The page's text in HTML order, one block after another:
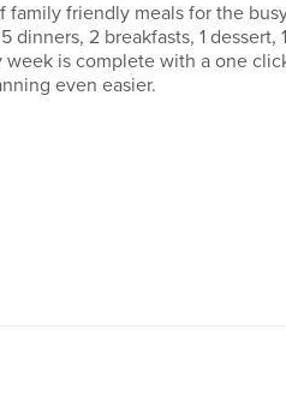
family friendly meals for the
dinners, 2 breakfasts, 1 dessert, 1
week is complete with a one
even easier.